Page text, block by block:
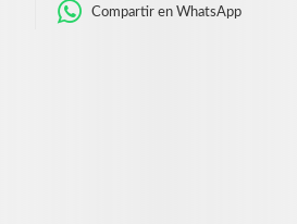
Compartir en WhatsApp